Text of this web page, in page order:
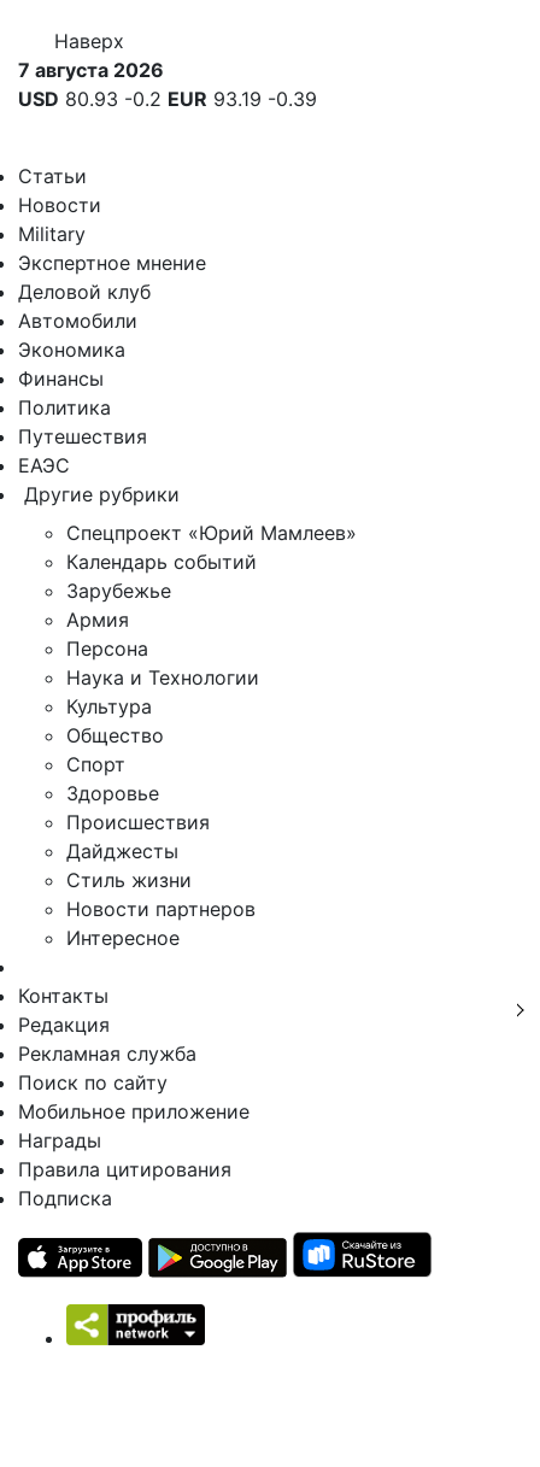
Наверх
7 августа 2026
USD 80.93 -0.2 EUR 93.19 -0.39
Статьи
Новости
Military
Экспертное мнение
Деловой клуб
Автомобили
Экономика
Финансы
Политика
Путешествия
ЕАЭС
Другие рубрики
Спецпроект «Юрий Мамлеев»
Календарь событий
Зарубежье
Армия
Персона
Наука и Технологии
Культура
Общество
Спорт
Здоровье
Происшествия
Дайджесты
Стиль жизни
Новости партнеров
Интересное
Контакты
Редакция
Рекламная служба
Поиск по сайту
Мобильное приложение
Награды
Правила цитирования
Подписка